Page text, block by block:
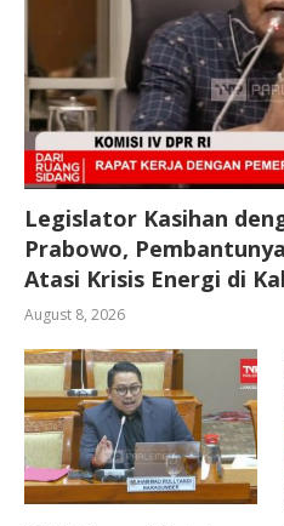
Legislator Kasihan
Prabowo,
Atasi Krisis Energi di
August 8, 2026